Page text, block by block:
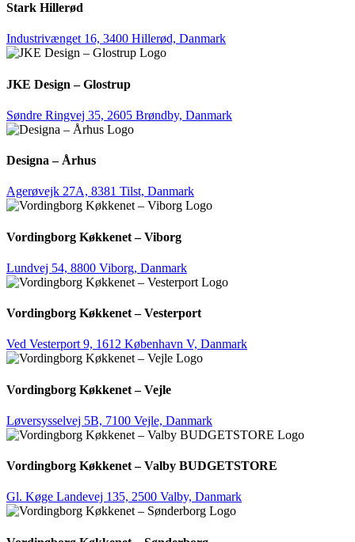
Stark Hillerød
Industrivænget 16, 3400 Hillerød, Danmark
JKE Design – Glostrup
Søndre Ringvej 35, 2605 Brøndby, Danmark
Designa – Århus
Agerøvejk 27A, 8381 Tilst, Danmark
Vordingborg Køkkenet – Viborg
Lundvej 54, 8800 Viborg, Danmark
Vordingborg Køkkenet – Vesterport
Ved Vesterport 9, 1612 København V, Danmark
Vordingborg Køkkenet – Vejle
Løversysselvej 5B, 7100 Vejle, Danmark
Vordingborg Køkkenet – Valby BUDGETSTORE
Gl. Køge Landevej 135, 2500 Valby, Danmark